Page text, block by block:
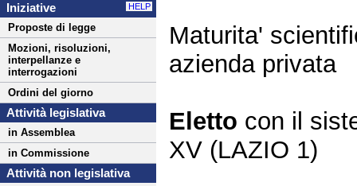
Iniziative HELP
Proposte di legge
Mozioni, risoluzioni,
interpellanze e
interrogazioni
Ordini del giorno
Attività legislativa
in Assemblea
in Commissione
Attività non legislativa
Maturita'
azienda privata
Eletto con il
XV (LAZIO 1)